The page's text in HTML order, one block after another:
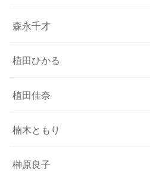
森永千才
植田ひかる
植田佳奈
楠木ともり
榊原良子